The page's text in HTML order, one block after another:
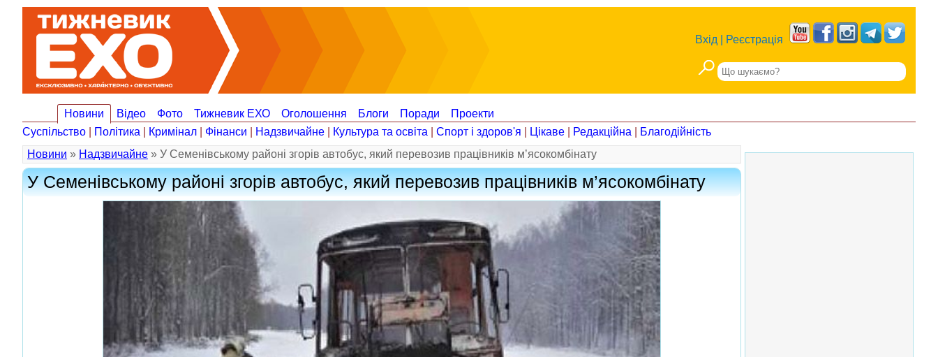
Вхід Реєстрація
Новини Відео Фото Тижневик ЕХО Оголошення Блоги Поради
Проекти
Суспільство
Політика Кримінал Фінанси Надзвичайне Культура та освіта Спорт і здоров'я Цікаве Редакційна
Благодійність
Новини » Надзвичайне » У Семенівському районі згорів автобус, який перевозив працівників м’ясокомбінату
У Семенівському районі згорів автобус, який перевозив працівників м’ясокомбінату